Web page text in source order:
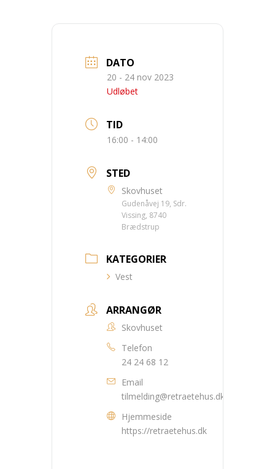
DATO
20 - 24 nov 2023
Udløbet
TID
16:00 - 14:00
STED
Skovhuset
Gudenåvej 19, Sdr.
Vissing, 8740
Brædstrup
KATEGORIER
Vest
ARRANGØR
Skovhuset
Telefon
24 24 68 12
Email
tilmelding@retraetehus.dk
Hjemmeside
https://retraetehus.dk